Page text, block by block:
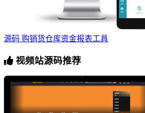
源码 购销货仓库资金报表工具
视频站源码推荐